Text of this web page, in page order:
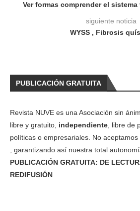
Ver formas comprender el
siguiente noticia
WYSS , Fibrosis
PUBLICACIÓN GRATUITA
Revista NUVE es una Asociación sin
libre y gratuito, independiente , libre de
políticas o empresariales. No
, garantizando así nuestra total
PUBLICACIÓN GRATUITA: DE
REDIFUSIÓN